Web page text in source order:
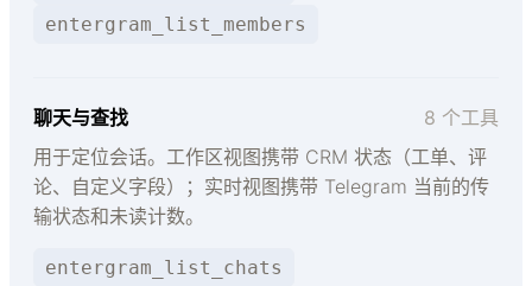
entergram_list_members
聊天与查找
8 个工具
用于定位会话。工作区视图携带 CRM 状态（工单、评
论、自定义字段）；实时视图携带 Telegram 当前的传
输状态和未读计数。
entergram_list_chats